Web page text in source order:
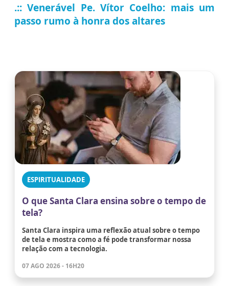
.:: Venerável Pe. Vítor Coelho: mais um
passo rumo à honra dos altares
ESPIRITUALIDADE
O que Santa Clara ensina sobre o tempo de
tela?
Santa Clara inspira uma reflexão atual sobre o tempo
de tela e mostra como a fé pode transformar nossa
relação com a tecnologia.
07 AGO 2026 - 16H20